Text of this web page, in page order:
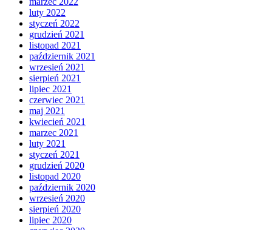
luty 2022
styczeń 2022
grudzień 2021
listopad 2021
październik 2021
wrzesień 2021
sierpień 2021
lipiec 2021
czerwiec 2021
maj 2021
kwiecień 2021
marzec 2021
luty 2021
styczeń 2021
grudzień 2020
listopad 2020
październik 2020
wrzesień 2020
sierpień 2020
lipiec 2020